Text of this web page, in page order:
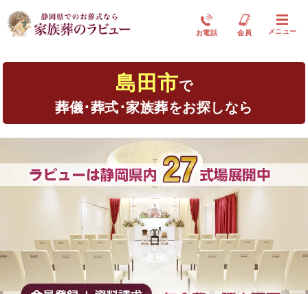
お電話 会員 メニュー
島田市で
葬儀･葬式･家族葬をお探しなら